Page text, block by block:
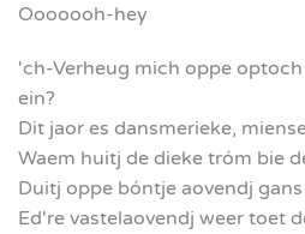
Ooooooh-hey
'ch-Verheug mich oppe
ein?
Dit jaor es dansmerieke,
Waem huitj de dieke tróm bie
Duitj oppe bóntje aovendj
Ed're vastelaovendj weer toet